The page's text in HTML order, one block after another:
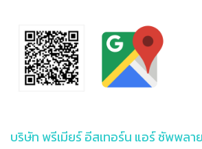
บริษัท พรีเมียร์ อีสเทอร์น แอร์ ซัพพลา